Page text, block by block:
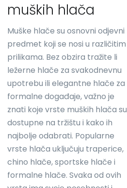
muških hlača
Muške hlače su osnovni odjevni
predmet koji se nosi u različitim
prilikama. Bez obzira tražite li
ležerne hlače za svakodnevnu
upotrebu ili elegantne hlače za
formalne događaje, važno je
znati koje vrste muških hlača su
dostupne na tržištu i kako ih
najbolje odabrati. Popularne
vrste hlača uključuju traperice,
chino hlače, sportske hlače i
formalne hlače. Svaka od ovih